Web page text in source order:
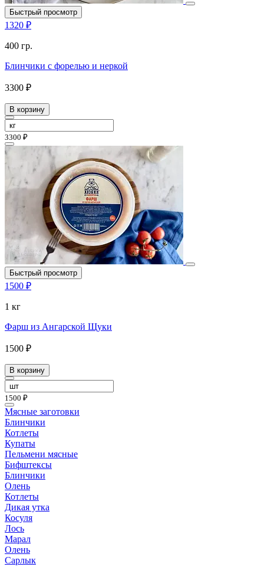
Быстрый просмотр
1320 ₽
400 гр.
Блинчики с форелью и неркой
3300 ₽
В корзину
3300 ₽
Быстрый просмотр
1500 ₽
1 кг
Фарш из Ангарской Щуки
1500 ₽
В корзину
1500 ₽
Мясные заготовки
Блинчики
Котлеты
Купаты
Пельмени мясные
Бифштексы
Блинчики
Олень
Котлеты
Дикая утка
Косуля
Лось
Марал
Олень
Сарлык